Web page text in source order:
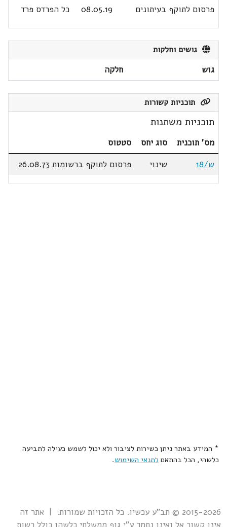
פרסום לתוקף בעיתונים
08.05.19 כל הפרדס פרד
גושים וחלקות
גוש חלקה
תוכניות קשורות
תוכניות משתנות
מס' תוכנית סוג יחס
סטטוס
ש/18
שינוי פרסום לתוקף ברשומות 26.08.73
* המידע באתר ניתן כשירות לציבור ולא יכול לשמש כעילה לתביעה
כלשהי, הכל בהתאם לתנאי השימוש.
2015-2026 © תב"ע עכשיו. כל הזכויות שמורות. | אתר זה